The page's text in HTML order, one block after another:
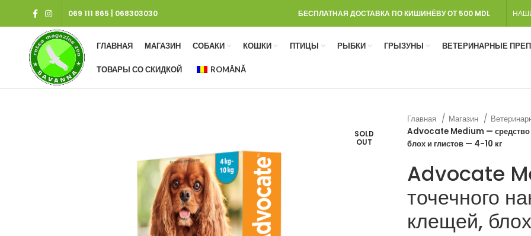
069 111 865 068303030 БЕСПЛАТНАЯ ДОСТАВКА ПО КИШИНЁВУ ОТ 500 MDL
ГЛАВНАЯ МАГАЗИН СОБАКИ КОШКИ ПТИЦЫ РЫБКИ ГРЫЗУНЫ ВЕТЕРИНАРНЫЕ
ТОВАРЫ СО СКИДКОЙ ROMÂNĂ
SOLD
OUT
Главная Магазин
Advocate Medium — средство
блох и глистов — 4-10 кг
Advocate
точечного
клещей,